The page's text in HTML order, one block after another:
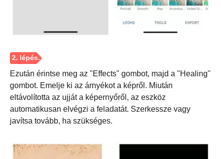
Ezután érintse meg az "Effects" gombot, majd a "Healing"
gombot. Emelje ki az árnyékot a képről. Miután
eltávolította az ujját a képernyőről, az eszköz
automatikusan elvégzi a feladatát. Szerkessze vagy
javítsa tovább, ha szükséges.